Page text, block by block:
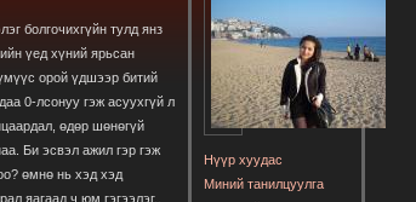
болгочихгүйн тулд янз
үед хүний ярьсан
орой үдшээр битий
0-лсонуу гэж асуухгүй л
өдөр шөнөгүй
Би эсвэл ажил гэр гэж
өмнө нь хэд хэд
яагаад ч юм гэгээлэг..
Нүүр хуудас
Миний танилцуулга